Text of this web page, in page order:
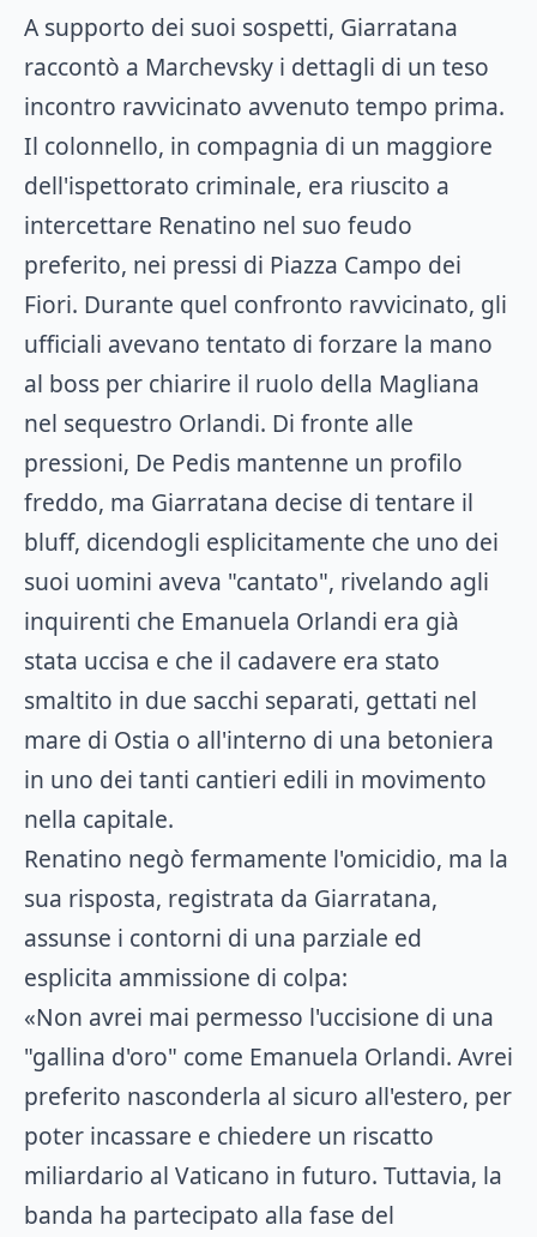
A supporto dei suoi sospetti, Giarratana
raccontò a Marchevsky i dettagli di un teso
incontro ravvicinato avvenuto tempo prima.
Il colonnello, in compagnia di un maggiore
dell'ispettorato criminale, era riuscito a
intercettare Renatino nel suo feudo
preferito, nei pressi di Piazza Campo dei
Fiori. Durante quel confronto ravvicinato, gli
ufficiali avevano tentato di forzare la mano
al boss per chiarire il ruolo della Magliana
nel sequestro Orlandi. Di fronte alle
pressioni, De Pedis mantenne un profilo
freddo, ma Giarratana decise di tentare il
bluff, dicendogli esplicitamente che uno dei
suoi uomini aveva "cantato", rivelando agli
inquirenti che Emanuela Orlandi era già
stata uccisa e che il cadavere era stato
smaltito in due sacchi separati, gettati nel
mare di Ostia o all'interno di una betoniera
in uno dei tanti cantieri edili in movimento
nella capitale.
Renatino negò fermamente l'omicidio, ma la
sua risposta, registrata da Giarratana,
assunse i contorni di una parziale ed
esplicita ammissione di colpa:
«Non avrei mai permesso l'uccisione di una
"gallina d'oro" come Emanuela Orlandi. Avrei
preferito nasconderla al sicuro all'estero, per
poter incassare e chiedere un riscatto
miliardario al Vaticano in futuro. Tuttavia, la
banda ha partecipato alla fase del